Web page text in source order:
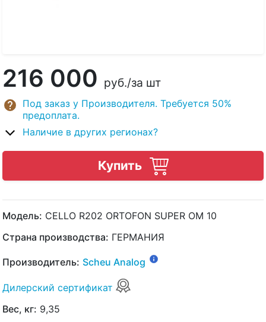
216 000 руб./за шт
Под заказ у Производителя. Требуется 50%
предоплата.
Наличие в других регионах?
Купить
Модель: CELLO R202 ORTOFON SUPER OM 10
Страна производства: ГЕРМАНИЯ
Производитель: Scheu Analog
Дилерский сертификат
Вес, кг: 9,35